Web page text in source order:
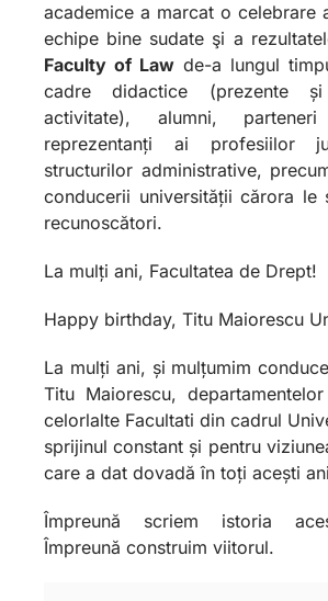
academice a marcat o celebrare
echipe bine sudate şi a
Faculty of Law de-a lungul
cadre didactice (prezente
activitate), alumni, parteneri
reprezentanți ai profesiilor
structurilor administrative,
conducerii universității cărora le
recunoscători.
La mulți ani, Facultatea de Drept!
Happy birthday, Titu Maiorescu
La mulți ani, și mulțumim
Titu Maiorescu,
celorlalte Facultati din cadrul
sprijinul constant și pentru
care a dat dovadă în toți acești
Împreună scriem istoria
Împreună construim viitorul.